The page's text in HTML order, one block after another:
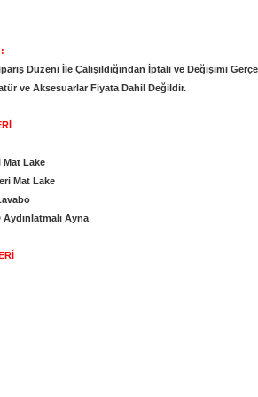
Düzeni İle Çalışıldığından İptali ve Değişimi
ve Aksesuarlar Fiyata Dahil Değildir.
Mat Lake
Mat Lake
Ayna